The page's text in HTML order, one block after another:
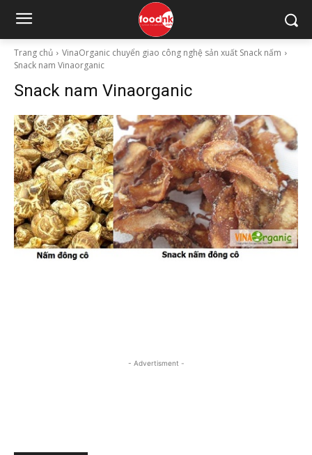
Trang chủ
VinaOrganic chuyển giao công nghệ sản xuất Snack nấm
Snack nam Vinaorganic
Snack nam Vinaorganic
- Advertisment -